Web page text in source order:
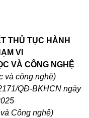
THỦ TỤC HÀNH
VI
VÀ CÔNG NGHỆ
và công nghệ)
QĐ-BKHCN ngày
Công nghệ)